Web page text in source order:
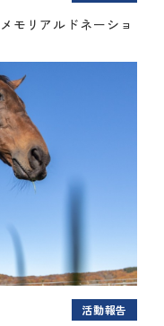
モリアルドネーショ
活動報告